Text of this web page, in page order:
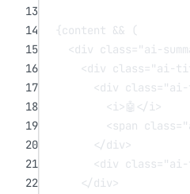
13
14
{content && (
15
<div class="ai-
16
<div class="ai-
17
<div class=
18
<i>🤖</i>
19
<span class=
20
</div>
21
<div class="ai-
22
</div>